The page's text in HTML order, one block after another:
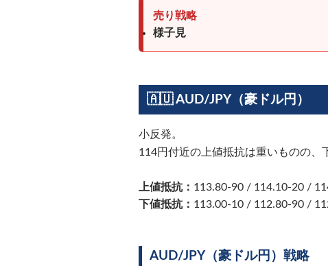
売り戦略
様子見
🇦🇺 AUD/JPY（豪ドル円）
小反発。
114円付近の上値抵抗は重いものの、
上値抵抗： 113.80-90 / 114.10-20 /
下値抵抗： 113.00-10 / 112.80-90 /
AUD/JPY（豪ドル円）戦略